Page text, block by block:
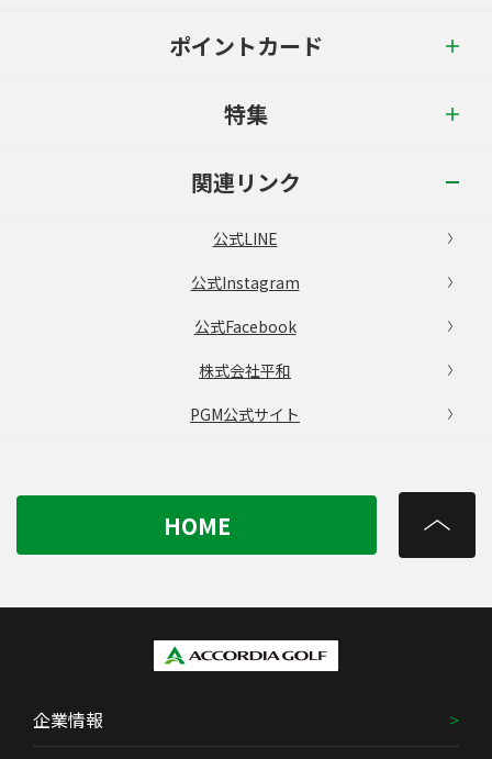
ポイントカード
特集
関連リンク
公式LINE
公式Instagram
公式Facebook
株式会社平和
PGM公式サイト
HOME
企業情報